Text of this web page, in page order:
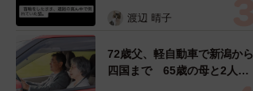
ようとした4日間 「命の重
表の訴え
渡辺 晴子
72歳父、軽自動車で新潟から
四国まで 65歳の母と2人で